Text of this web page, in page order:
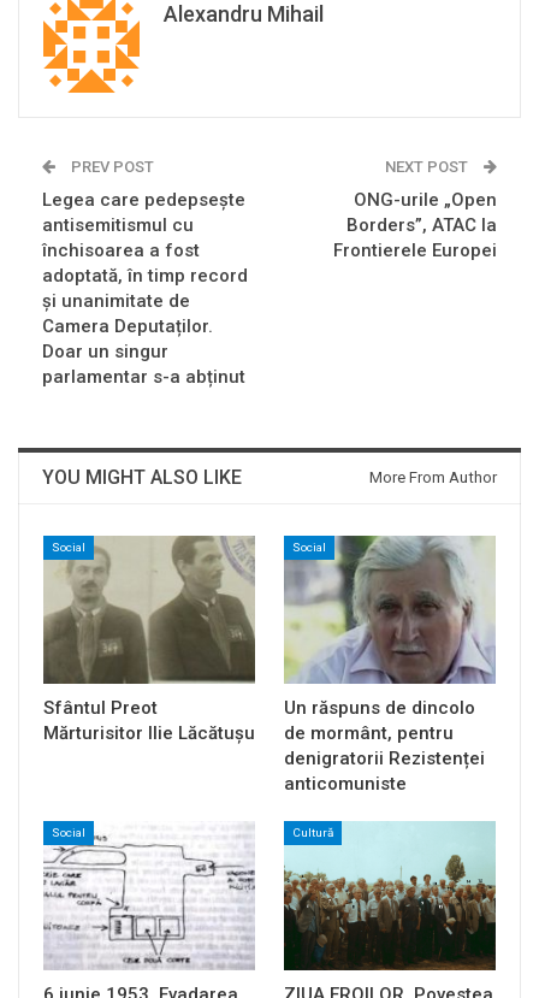
Alexandru Mihail
PREV POST
Legea care pedepsește
antisemitismul cu
închisoarea a fost
adoptată, în timp record
și unanimitate de
Camera Deputaților.
Doar un singur
parlamentar s-a abținut
NEXT POST
ONG-urile „Open
Borders”, ATAC la
Frontierele Europei
YOU MIGHT ALSO LIKE More From Author
Social
Sfântul Preot
Mărturisitor Ilie Lăcătușu
Social
Un răspuns de dincolo
de mormânt, pentru
denigratorii Rezistenței
anticomuniste
Social Cultură